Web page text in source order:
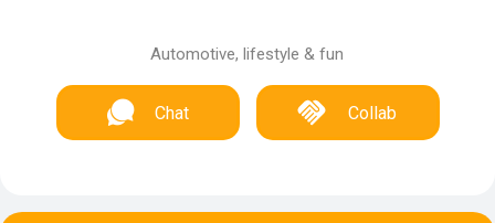
Automotive, lifestyle & fun
Chat Collab